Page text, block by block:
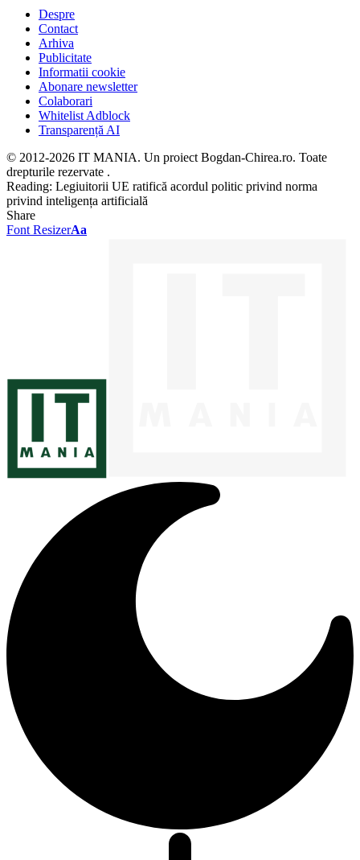
Despre
Contact
Arhiva
Publicitate
Informatii cookie
Abonare newsletter
Colaborari
Whitelist Adblock
Transparență AI
© 2012-2026 IT MANIA. Un proiect Bogdan-Chirea.ro. Toate
drepturile rezervate .
Reading: Legiuitorii UE ratifică acordul politic privind norma
privind inteligența artificială
Share
Font ResizerAa